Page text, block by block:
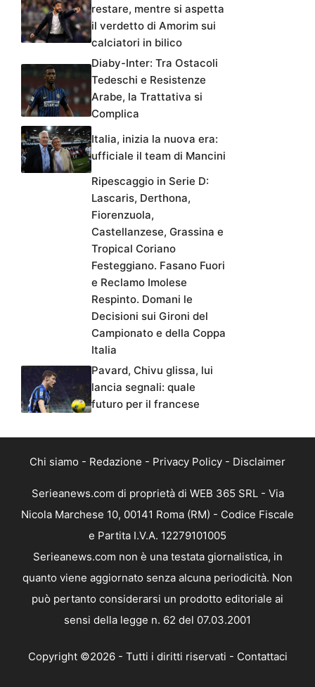
restare, mentre si aspetta
il verdetto di Amorim sui
calciatori in bilico
Diaby-Inter: Tra Ostacoli
Tedeschi e Resistenze
Arabe, la Trattativa si
Complica
Italia, inizia la nuova era:
ufficiale il team di Mancini
Ripescaggio in Serie D:
Lascaris, Derthona,
Fiorenzuola,
Castellanzese, Grassina e
Tropical Coriano
Festeggiano. Fasano Fuori
e Reclamo Imolese
Respinto. Domani le
Decisioni sui Gironi del
Campionato e della Coppa
Italia
Pavard, Chivu glissa, lui
lancia segnali: quale
futuro per il francese
Chi siamo - Redazione - Privacy Policy - Disclaimer
Serieanews.com di proprietà di WEB 365 SRL - Via
Nicola Marchese 10, 00141 Roma (RM) - Codice Fiscale
e Partita I.V.A. 12279101005
Serieanews.com non è una testata giornalistica, in
quanto viene aggiornato senza alcuna periodicità. Non
può pertanto considerarsi un prodotto editoriale ai
sensi della legge n. 62 del 07.03.2001
Copyright ©2026 - Tutti i diritti riservati - Contattaci